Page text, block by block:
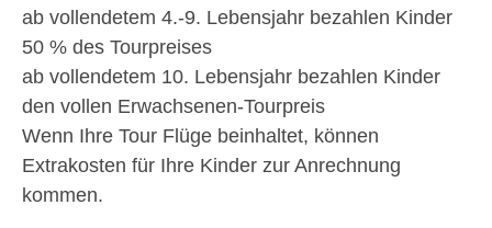
ab vollendetem 4.-9. Lebensjahr bezahlen Kinder
50 % des Tourpreises
ab vollendetem 10. Lebensjahr bezahlen Kinder
den vollen Erwachsenen-Tourpreis
Wenn Ihre Tour Flüge beinhaltet, können
Extrakosten für Ihre Kinder zur Anrechnung
kommen.